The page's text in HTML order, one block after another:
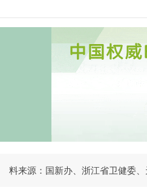
料来源：国新办、浙江省卫健委